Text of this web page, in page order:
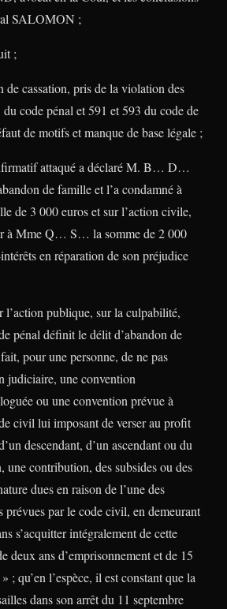
SALOMON ;
;
de cassation, pris de la violation des
code pénal et 591 et 593 du code de
de motifs et manque de base légale ;
attaqué a déclaré M. B… D…
de famille et l’a condamné à
de 3 000 euros et sur l’action civile,
à Mme Q… S… la somme de 2 000
en réparation de son préjudice
l’action publique, sur la culpabilité,
pénal définit le délit d’abandon de
pour une personne, de ne pas
judiciaire, une convention
ou une convention prévue à
civil lui imposant de verser au profit
descendant, d’un ascendant ou du
une contribution, des subsides ou des
dues en raison de l’une des
par le code civil, en demeurant
s’acquitter intégralement de cette
deux ans d’emprisonnement et de 15
; qu’en l’espèce, il est constant que la
dans son arrêt du 11 septembre